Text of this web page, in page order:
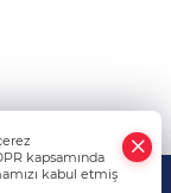
kapsamında
kabul etmiş